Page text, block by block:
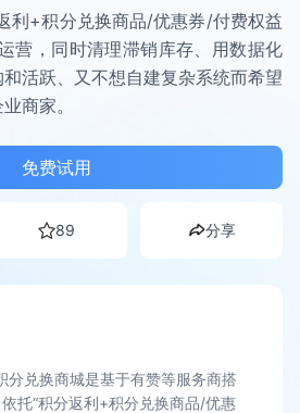
利+积分兑换商品/优惠券/付费权益
营，同时清理滞销库存、用数据化
活跃、又不想自建复杂系统而希望
商家。
免费试用
89 分享
分兑换商城是基于有赞等服务商搭
托“积分返利+积分兑换商品/优惠